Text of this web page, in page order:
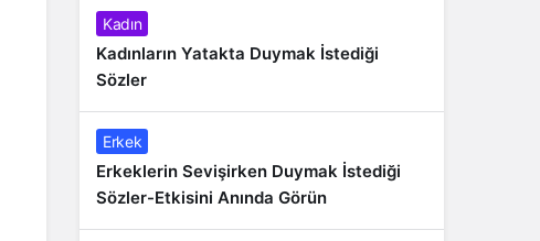
Kadın
Kadınların Yatakta Duymak İstediği
Sözler
Erkek
Erkeklerin Sevişirken Duymak İstediği
Sözler-Etkisini Anında Görün